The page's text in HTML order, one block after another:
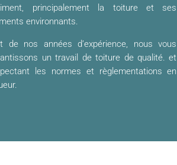
principalement la toiture et ses
environnants.
de nos années d’expérience, nous vous
un travail de toiture de qualité. et
les normes et règlementations en